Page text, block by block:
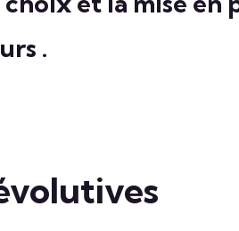
.